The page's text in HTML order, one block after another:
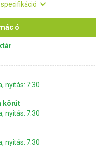
nyitás: 7:30
körút
nyitás: 7:30
nyitás: 7:30